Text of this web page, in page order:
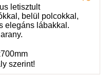
letisztult
belül polcokkal,
elegáns lábakkal.
szerint!